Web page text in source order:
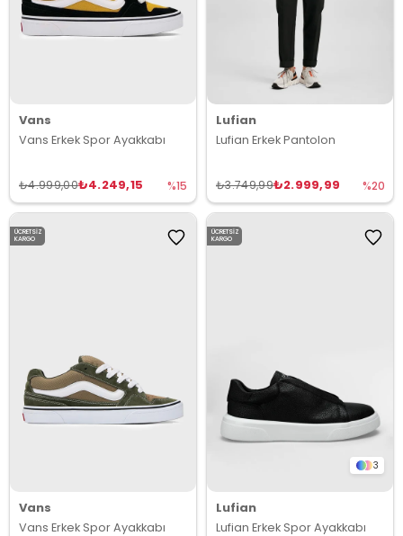
Vans
Vans Erkek Spor Ayakkabı
₺4.249,15
₺4.999,00 %15
Lufian
Lufian Erkek Pantolon
₺2.999,99
₺3.749,99 %20
Vans
Vans Erkek Spor Ayakkabı
ÜCRETSIZ
KARGO
3
Lufian
Lufian Erkek Spor Ayakkabı
ÜCRETSIZ
KARGO